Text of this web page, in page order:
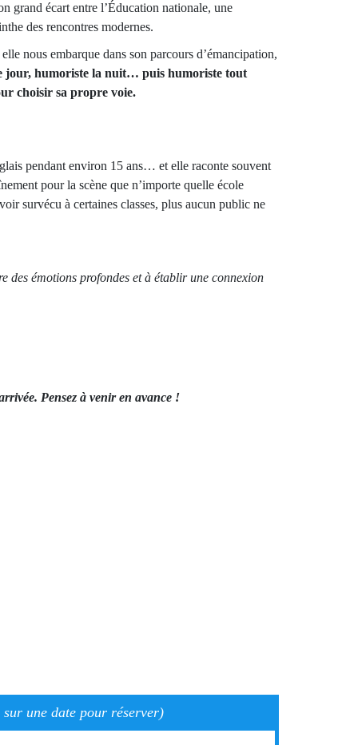
grand écart entre l’Éducation nationale, une
des rencontres modernes.
nous embarque dans son parcours d’émancipation,
jour, humoriste la nuit… puis humoriste tout
choisir sa propre voie.
pendant environ 15 ans… et elle raconte souvent
pour la scène que n’importe quelle école
survécu à certaines classes, plus aucun public ne
des émotions profondes et à établir une connexion
Pensez à venir en avance !
une date pour réserver)